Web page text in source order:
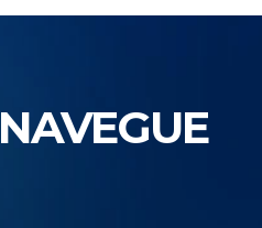
NAVEGUE